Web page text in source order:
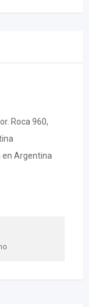
Roca 960,
en Argentina